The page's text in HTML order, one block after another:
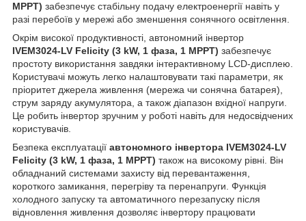
MPPT) забезпечує стабільну подачу електроенергії навіть у
разі перебоїв у мережі або зменшення сонячного освітлення.
Окрім високої продуктивності, автономний інвертор
IVEM3024-LV Felicity (3 kW, 1 фаза, 1 MPPT) забезпечує
простоту використання завдяки інтерактивному LCD-дисплею.
Користувачі можуть легко налаштовувати такі параметри, як
пріоритет джерела живлення (мережа чи сонячна батарея),
струм заряду акумулятора, а також діапазон вхідної напруги.
Це робить інвертор зручним у роботі навіть для недосвідчених
користувачів.
Безпека експлуатації автономного інвертора IVEM3024-LV
Felicity (3 kW, 1 фаза, 1 MPPT) також на високому рівні. Він
обладнаний системами захисту від перевантаження,
короткого замикання, перегріву та перенапруги. Функція
холодного запуску та автоматичного перезапуску після
відновлення живлення дозволяє інвертору працювати